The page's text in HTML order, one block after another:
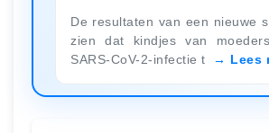
De resultaten van een nieuwe
zien dat kindjes van
SARS-CoV-2-infectie t
Lees